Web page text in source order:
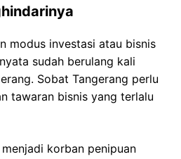
modus investasi atau bisnis
sudah berulang kali
Sobat Tangerang perlu
tawaran bisnis yang terlalu
korban penipuan